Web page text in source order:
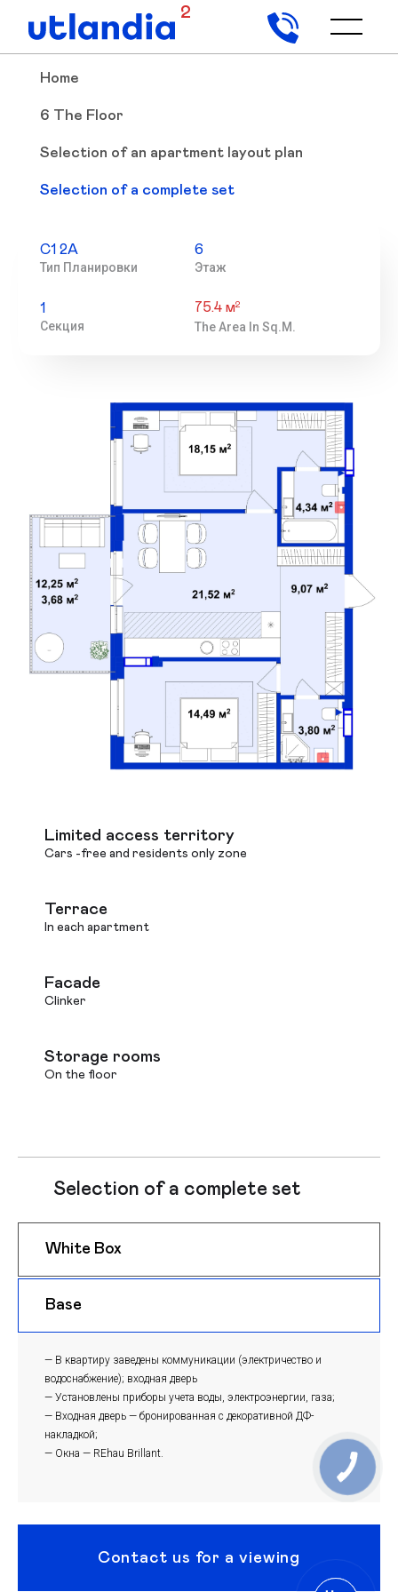
2
Home
6 The Floor
Selection of an apartment layout plan
Selection of a complete set
С1 2А
Тип Планировки
6
Этаж
1
Секция
75.4 м2
The Area In Sq.m.
Limited access territory
Cars -free and residents only zone
Terrace
In each apartment
Facade
Clinker
Storage rooms
On the floor
Selection of a complete set
White Box
Base
— В квартиру заведены коммуникации (электричество и
водоснабжение); входная дверь
— Установлены приборы учета воды, электроэнергии, газа;
— Входная дверь — бронированная с декоративной ДФ-
накладкой;
— Окна — REhau Brillant.
Contact us for a viewing